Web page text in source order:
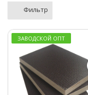
Фильтр
ЗАВОДСКОЙ ОПТ